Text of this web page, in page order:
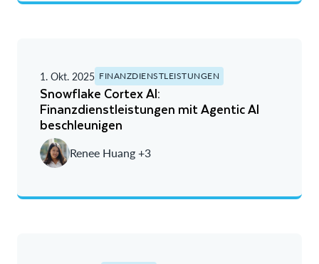
1. Okt. 2025 FINANZDIENSTLEISTUNGEN
Snowflake Cortex AI:
Finanzdienstleistungen mit Agentic AI
beschleunigen
Renee Huang +3